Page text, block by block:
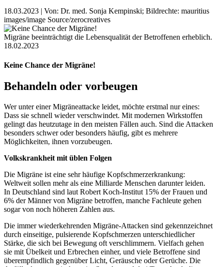
18.03.2023 | Von: Dr. med. Sonja Kempinski; Bildrechte: mauritius
images/image Source/zerocreatives
Migräne beeinträchtigt die Lebensqualität der Betroffenen erheblich.
18.02.2023
Keine Chance der Migräne!
Behandeln oder vorbeugen
Wer unter einer Migräneattacke leidet, möchte erstmal nur eines:
Dass sie schnell wieder verschwindet. Mit modernen Wirkstoffen
gelingt das heutzutage in den meisten Fällen auch. Sind die Attacken
besonders schwer oder besonders häufig, gibt es mehrere
Möglichkeiten, ihnen vorzubeugen.
Volkskrankheit mit üblen Folgen
Die Migräne ist eine sehr häufige Kopfschmerzerkrankung:
Weltweit sollen mehr als eine Milliarde Menschen darunter leiden.
In Deutschland sind laut Robert Koch-Institut 15% der Frauen und
6% der Männer von Migräne betroffen, manche Fachleute gehen
sogar von noch höheren Zahlen aus.
Die immer wiederkehrenden Migräne-Attacken sind gekennzeichnet
durch einseitige, pulsierende Kopfschmerzen unterschiedlicher
Stärke, die sich bei Bewegung oft verschlimmern. Vielfach gehen
sie mit Übelkeit und Erbrechen einher, und viele Betroffene sind
überempfindlich gegenüber Licht, Geräusche oder Gerüche. Die